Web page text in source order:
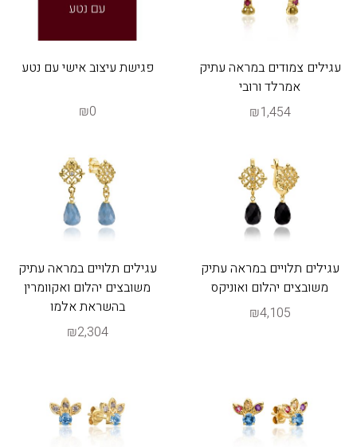
עגילים צמודים במראה עתיק
אמרלד ורובי
₪1,454
פגישת עיצוב אישי עם נטע
₪0
עגילים תלויים במראה עתיק
משובצים יהלום ואוניקס
₪4,105
עגילים תלויים במראה עתיק
משובצים יהלום ואקוומרין
בהשראת אלמו
₪2,304